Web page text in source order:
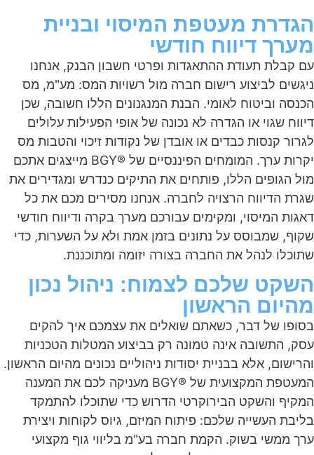
הגדרת מעטפת המיסוי ובניית
מערך דיווח חודשי
עם קבלת תעודת ההתאגדות ופרטי חשבון הבנק, אנחנו
ניגשים לביצוע רישום חברה מול רשויות המס: מע"מ, מס
הכנסה וביטוח לאומי. הבנת המנגנונים הללו חשובה, שכן
דיווח שגוי או הגדרה לא נכונה של אופי הפעילות עלולים
לגרור קנסות כבדים או אובדן של נקודות זיכוי והטבות מס
יקרות ערך. המומחים הפיננסיים של ®BGY מייצגים אתכם
מול הגופים הללו, פותחים את התיקים כנדרש ומגדירים את
שגרת הדיווח הרצויה לחברה. אנחנו מסירים מכם את כל
דאגות המיסוי, ומקימים עבורכם מערך בקרה ודיווח חודשי
שקוף, שמבוסס על נתונים בזמן אמת ולא על השערות, כדי
שתוכלו לנהל את החברה בצורה יזומה ומתוכננת.
השקט שלכם לצמוח: ניהול נכון
מהיום הראשון
בסופו של דבר, כשאתם שואלים את עצמכם איך להקים
עסק, התשובה אינה טמונה רק בביצוע המטלות הטכניות
והרישום, אלא בבניית יסודות ניהוליים נכונים מהיום הראשון.
המעטפת המקצועית של ®BGY מעניקה לכם את המענה
המקיף והשקט הבירוקרטי הדרוש כדי שתוכלו להתמקד
בליבת העשייה שלכם: פיתוח המיזם, גיוס לקוחות ויצירת
ערך ממשי בשוק. הקמת חברה בע"מ בליווי גוף מקצועי